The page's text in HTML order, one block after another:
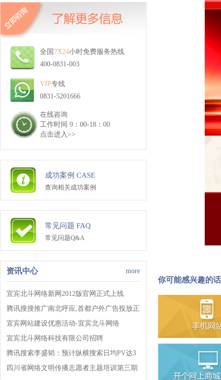
全国 7X24小时免费服务热线
400-0831-003
VIP专线
0831-5201666
在线咨询
工作时间 9：00-18：00
点击进入>>
成功案例 CASE
查询相关成功案例
常见问题 FAQ
常见问题Q&A
资讯中心 more
宜宾北斗网络新网2012版官网正式上线
腾讯搜搜推广南北呼应,首都户外广告投放正
式启动!!!
宜宾网站建设优惠活动-宜宾北斗网络
宜宾北斗网络科技有限公司招聘
腾讯搜索李盛韬：预计纵横搜索日均PV达3
亿!
四川省网络文明传播志愿者主题培训第三期
你可能感兴趣的